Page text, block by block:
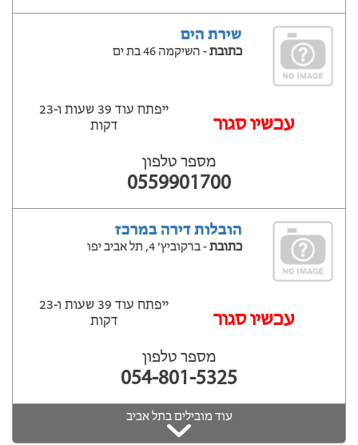
שירת הים
כתובת- השיקמה 46 בת ים
עכשיו סגור
ייפתח עוד 39 שעות ‫ו-23
דקות
מספר טלפון
0559901700
הובלות דירה במרכז
כתובת- ברקוביץ' 4, תל אביב יפו
עכשיו סגור
ייפתח עוד 39 שעות ‫ו-23
דקות
מספר טלפון
054-801-5325
עוד מובילים בתל אביב